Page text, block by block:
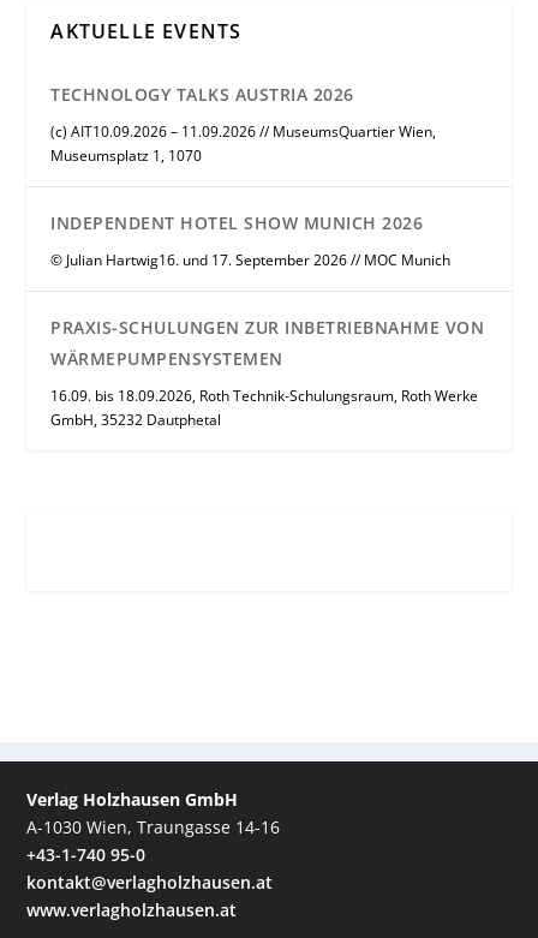
AKTUELLE EVENTS
TECHNOLOGY TALKS AUSTRIA 2026
(c) AIT10.09.2026 – 11.09.2026 // MuseumsQuartier Wien,
Museumsplatz 1, 1070
INDEPENDENT HOTEL SHOW MUNICH 2026
© Julian Hartwig16. und 17. September 2026 // MOC Munich
PRAXIS-SCHULUNGEN ZUR INBETRIEBNAHME VON
WÄRMEPUMPENSYSTEMEN
16.09. bis 18.09.2026, Roth Technik-Schulungsraum, Roth Werke
GmbH, 35232 Dautphetal
Verlag Holzhausen GmbH
A-1030 Wien, Traungasse 14-16
+43-1-740 95-0
kontakt@verlagholzhausen.at
www.verlagholzhausen.at